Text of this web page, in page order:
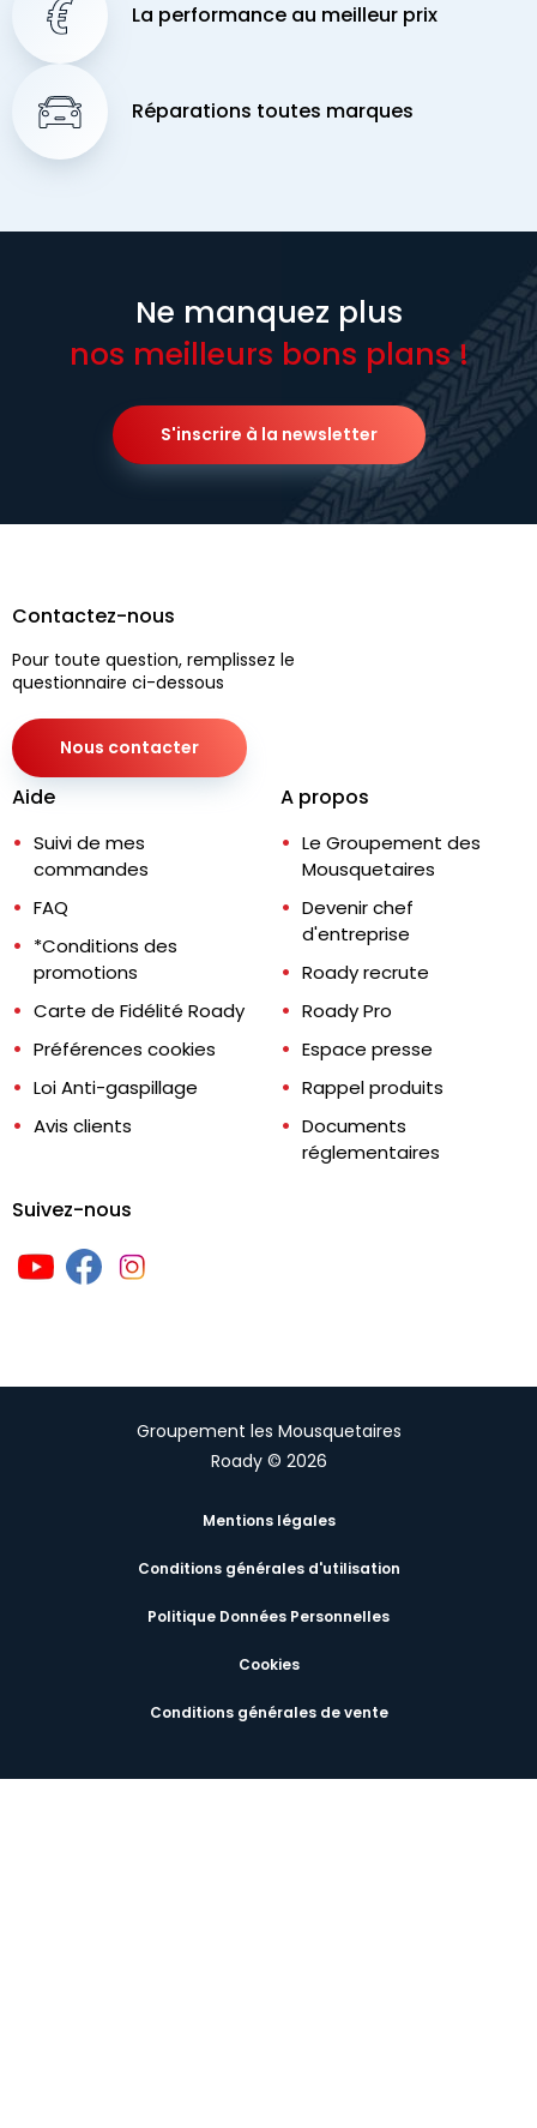
La performance au meilleur prix
Réparations toutes marques
Ne manquez plus
nos meilleurs bons plans !
S'inscrire à la newsletter
Contactez-nous
Pour toute question, remplissez le
questionnaire ci-dessous
Nous contacter
Aide
Suivi de mes
commandes
FAQ
*Conditions des
promotions
Carte de Fidélité Roady
Préférences cookies
Loi Anti-gaspillage
Avis clients
A propos
Le Groupement des
Mousquetaires
Devenir chef
d'entreprise
Roady recrute
Roady Pro
Espace presse
Rappel produits
Documents
réglementaires
Suivez-nous
Groupement les Mousquetaires
Roady © 2026
Mentions légales
Conditions générales d'utilisation
Politique Données Personnelles
Cookies
Conditions générales de vente